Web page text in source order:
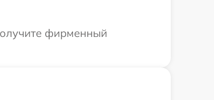
фирменный